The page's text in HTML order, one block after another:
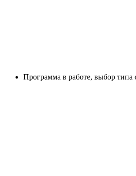
Программа в работе, выбор типа